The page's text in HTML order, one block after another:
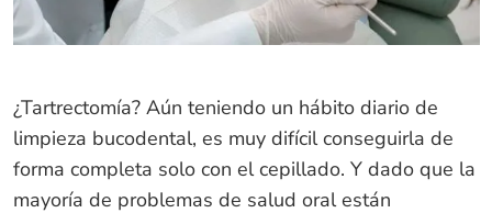
¿Tartrectomía? Aún teniendo un hábito diario de
limpieza bucodental, es muy difícil conseguirla de
forma completa solo con el cepillado. Y dado que la
mayoría de problemas de salud oral están